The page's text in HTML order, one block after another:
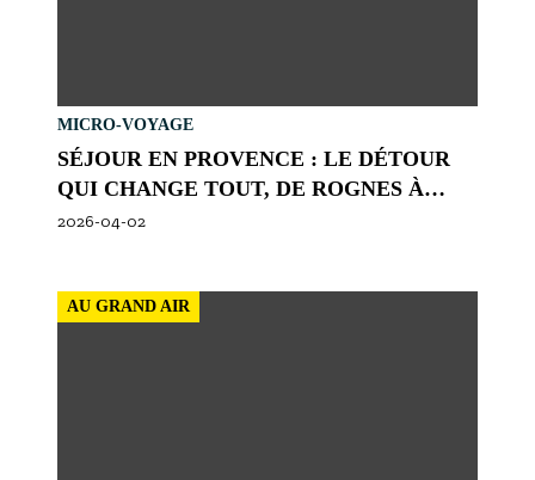
MICRO-VOYAGE
SÉJOUR EN PROVENCE : LE DÉTOUR
QUI CHANGE TOUT, DE ROGNES À
MAILLANE
2026-04-02
AU GRAND AIR